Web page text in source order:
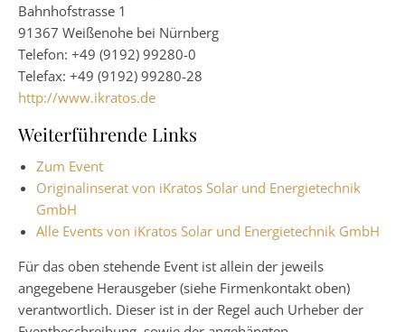
Bahnhofstrasse 1
91367 Weißenohe bei Nürnberg
Telefon: +49 (9192) 99280-0
Telefax: +49 (9192) 99280-28
http://www.ikratos.de
Weiterführende Links
Zum Event
Originalinserat von iKratos Solar und Energietechnik
GmbH
Alle Events von iKratos Solar und Energietechnik GmbH
Für das oben stehende Event ist allein der jeweils
angegebene Herausgeber (siehe Firmenkontakt oben)
verantwortlich. Dieser ist in der Regel auch Urheber der